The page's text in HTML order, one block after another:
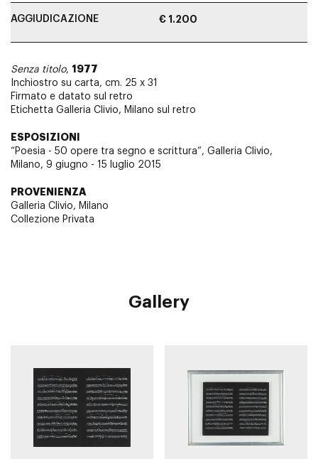
AGGIUDICAZIONE € 1.200
Senza titolo, 1977
Inchiostro su carta, cm. 25 x 31
Firmato e datato sul retro
Etichetta Galleria Clivio, Milano sul retro
ESPOSIZIONI
“Poesia - 50 opere tra segno e scrittura”, Galleria Clivio,
Milano, 9 giugno - 15 luglio 2015
PROVENIENZA
Galleria Clivio, Milano
Collezione Privata
Gallery